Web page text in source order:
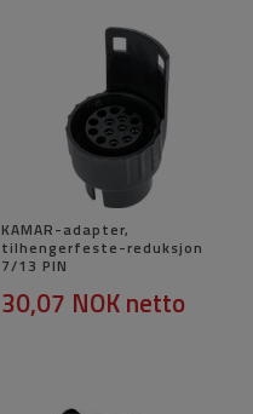
KAMAR-adapter,
tilhengerfeste-reduksjon
7/13 PIN
30,07 NOKnetto